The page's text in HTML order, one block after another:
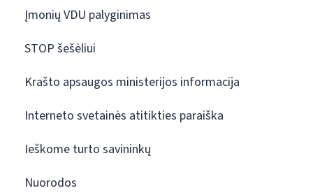
Įmonių VDU palyginimas
STOP šešėliui
Krašto apsaugos ministerijos informacija
Interneto svetainės atitikties paraiška
Ieškome turto savininkų
Nuorodos